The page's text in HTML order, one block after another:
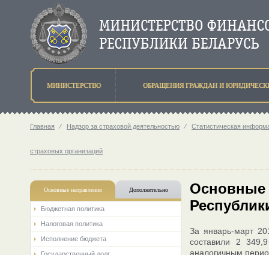
МИНИСТЕРСТВО ОБРАЩЕНИЯ ГРАЖДАН И
Главная ⁄ Надзор за страховой деятельностью ⁄ Статистическая
страховых организаций
Основные направления Дополнительно
Бюджетная политика
Налоговая политика
Исполнение бюджета
Основные
За январь-март
составили 2
аналогичным